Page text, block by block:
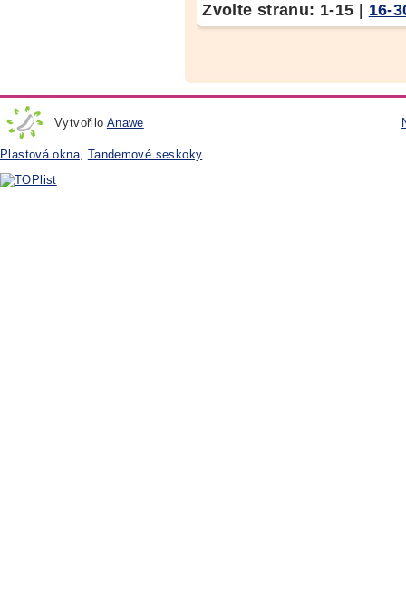
Zvolte stranu: 1-15 16-
Vytvořilo Anawe
Plastová okna, Tandemové seskoky